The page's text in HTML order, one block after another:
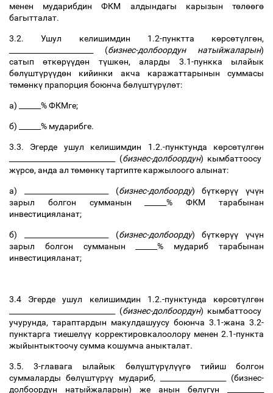
менен
мударибдин ФКМ алдындагы карызын төлөөгө
багытталат.
3.2.Ушул келишимдин 1.2-пунктта көрсөтүлгөн,
_______________________ (бизнес-долбоордун натыйжаларын)
сатып
өткөрүүдөн түшкөн,аларды 3.1-пункка
ылайык
бөлүштүрүүдөн кийинки акча каражаттарынын
суммасы
төмөнкү прапорция боюнча бөлүштүрүлөт:
а) ______%ФКМге;
б) ______% мударибге.
3.3. Эгерде ушул келишимдин 1.2.-пунктунда көрсөтүлгөн
_____________________________ (бизнес-долбоордун) кымбаттоосу
жүрсө, анда ал төмөнкүтартипте каржылоогоалынат:
а) _______________________ (бизнес-долбоорду)бүткөрүү үчүн
зарыл
болгон сумманын ______%ФКМ
тарабынан
инвестицияланат;
б) _______________________ (бизнес-долбоорду)бүткөрүү үчүн
зарыл
болгон сумманын ______% мудариб
тарабынан
инвестицияланат;
3.4 Эгерде ушул келишимдин 1.2.-пунктунда көрсөтүлгөн
_____________________________ (бизнес-долбоордун) кымбаттоосу
учурунда, тараптардын макулдашуусу боюнча 3.1-жана 3.2-
пунктарга тиешелүү корректировкалоолору менен 2.1-пункта
жыйынтыктоочусумма кошумча аныкталат.
3.5. 3-главага ылайык бөлүштүрүлүүгө тийиш
болгон
суммаларды бөлүштүрүү мудариб, __________________ (бизнес-
долбоордун
натыйжаларын) же анын бөлүгүн